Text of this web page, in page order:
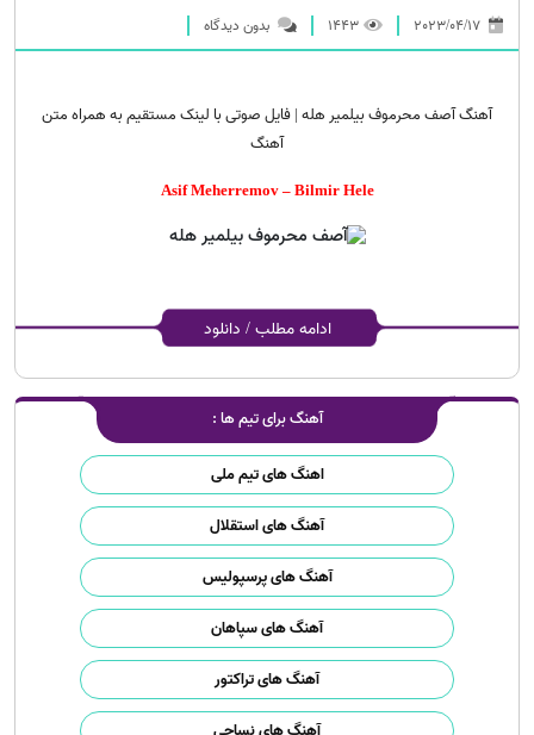
آهنگ برای تیم ها :
اهنگ های تیم ملی
آهنگ های استقلال
آهنگ های پرسپولیس
آهنگ های سپاهان
آهنگ های تراکتور
1443 بدون دیدگاه
آهنگ آصف محرموف بیلمیر هله | فایل صوتی با لینک مستقیم به همراه متن
آهنگ
Asif Meherremov – Bilmir Hele
ادامه مطلب / دانلود